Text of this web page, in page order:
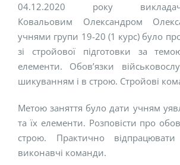
04.12.2020 року
Ковальовим Олександром
учнями групи 19-20 (1 курс) було
зі стройової підготовки за
елементи. Обов’язки
шикуванням і в строю. Стройові
Метою заняття було дати учням
та їх елементи. Розповісти про
строю. Практично
виконавчі команди.